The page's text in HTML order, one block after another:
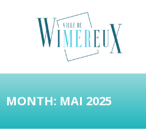
MONTH: MAI 2025